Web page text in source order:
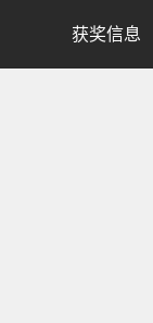
获奖信息